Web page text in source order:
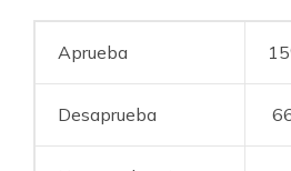
Aprueba
Desaprueba